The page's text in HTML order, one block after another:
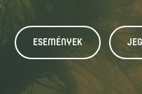
ESEMÉNYEK